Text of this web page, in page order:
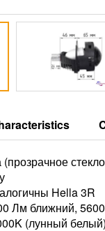
Hella 3R
Лм ближний,
(лунный белый)